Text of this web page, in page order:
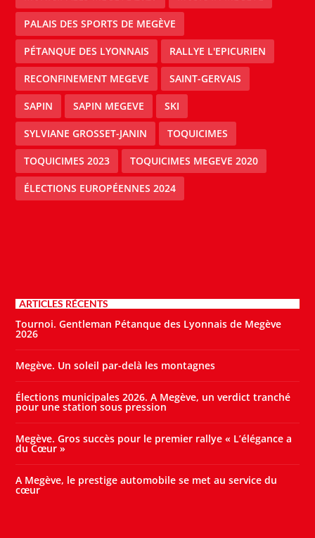
PALAIS DES SPORTS DE MEGÈVE
PÉTANQUE DES LYONNAIS RALLYE L'EPICURIEN
RECONFINEMENT MEGEVE SAINT-GERVAIS
SAPIN SAPIN MEGEVE SKI
SYLVIANE GROSSET-JANIN TOQUICIMES
TOQUICIMES 2023 TOQUICIMES MEGEVE 2020
ÉLECTIONS EUROPÉENNES 2024
ARTICLES RÉCENTS
Tournoi. Gentleman Pétanque des Lyonnais de Megève
2026
Megève. Un soleil par-delà les montagnes
Élections municipales 2026. A Megève, un verdict tranché
pour une station sous pression
Megève. Gros succès pour le premier rallye « L’élégance a
du Cœur »
A Megève, le prestige automobile se met au service du
cœur